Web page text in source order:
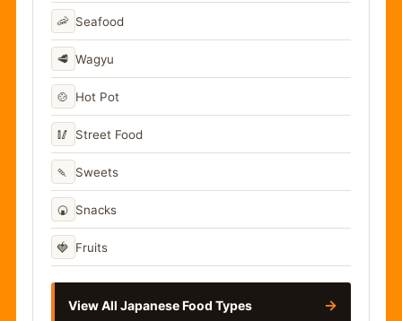
🦐 Seafood
🥩 Wagyu
🍲 Hot Pot
🥢 Street Food
🍡 Sweets
🍘 Snacks
🍓 Fruits
View All Japanese Food Types →